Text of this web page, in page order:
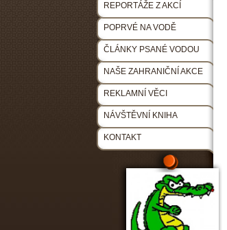
REPORTÁŽE Z AKCÍ
POPRVÉ NA VODĚ
ČLÁNKY PSANÉ VODOU
NAŠE ZAHRANIČNÍ AKCE
REKLAMNÍ VĚCI
NÁVŠTĚVNÍ KNIHA
KONTAKT